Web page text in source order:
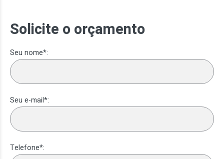
Solicite o orçamento
Seu nome*:
Seu e-mail*:
Telefone*: